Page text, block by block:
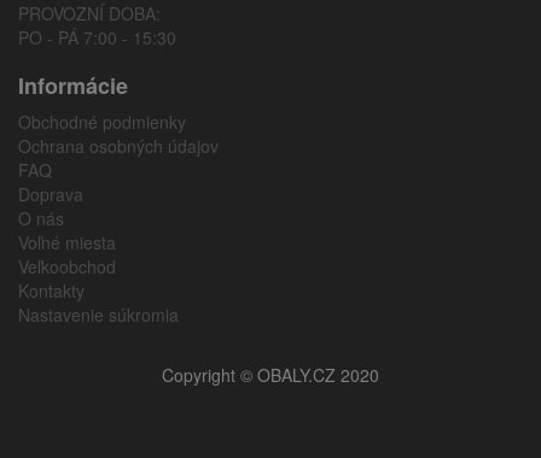
PROVOZNÍ DOBA:
PO - PÁ 7:00 - 15:30
Informácie
Obchodné podmienky
Ochrana osobných údajov
FAQ
Doprava
O nás
Voľné miesta
Veľkoobchod
Kontakty
Nastavenie súkromia
Copyright © OBALY.CZ 2020